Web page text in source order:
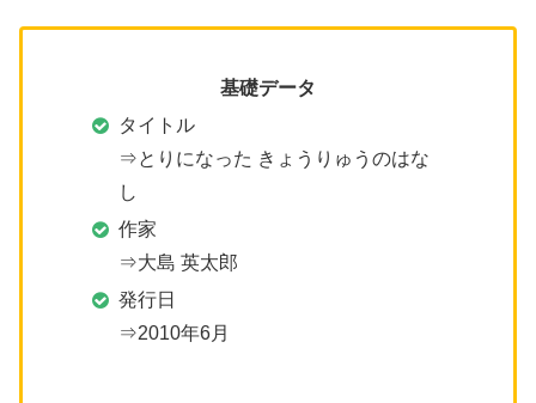
基礎データ
タイトル
⇒とりになった きょうりゅうのはな
し
作家
⇒大島 英太郎
発行日
⇒2010年6月